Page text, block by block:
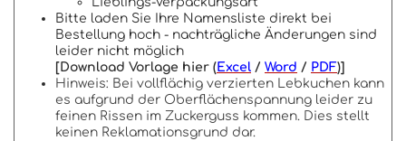
Bitte laden Sie Ihre Namensliste direkt bei
Bestellung hoch - nachträgliche Änderungen sind
leider nicht möglich
[Download Vorlage hier (Excel / Word / PDF)]
Hinweis: Bei vollflächig verzierten Lebkuchen kann
es aufgrund der Oberflächenspannung leider zu
feinen Rissen im Zuckerguss kommen. Dies stellt
keinen Reklamationsgrund dar.